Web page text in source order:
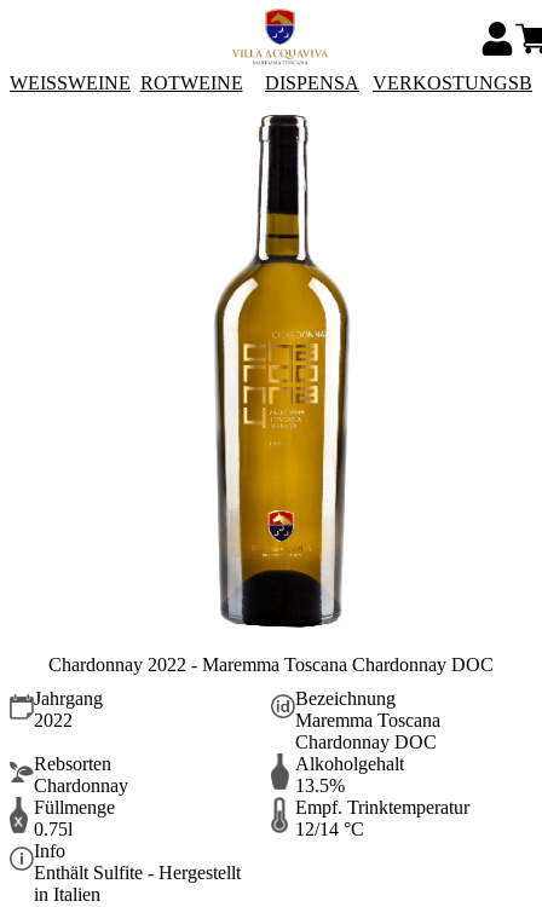
WEISSWEINE ROTWEINE DISPENSA
Chardonnay 2022 - Maremma Toscana Chardonnay DOC
Jahrgang
2022
Bezeichnung
Maremma Toscana
Chardonnay DOC
Rebsorten
Chardonnay
Alkoholgehalt
13.5%
Füllmenge
0.75l
Empf. Trinktemperatur
12/14 °C
Info
Enthält Sulfite - Hergestellt
in Italien